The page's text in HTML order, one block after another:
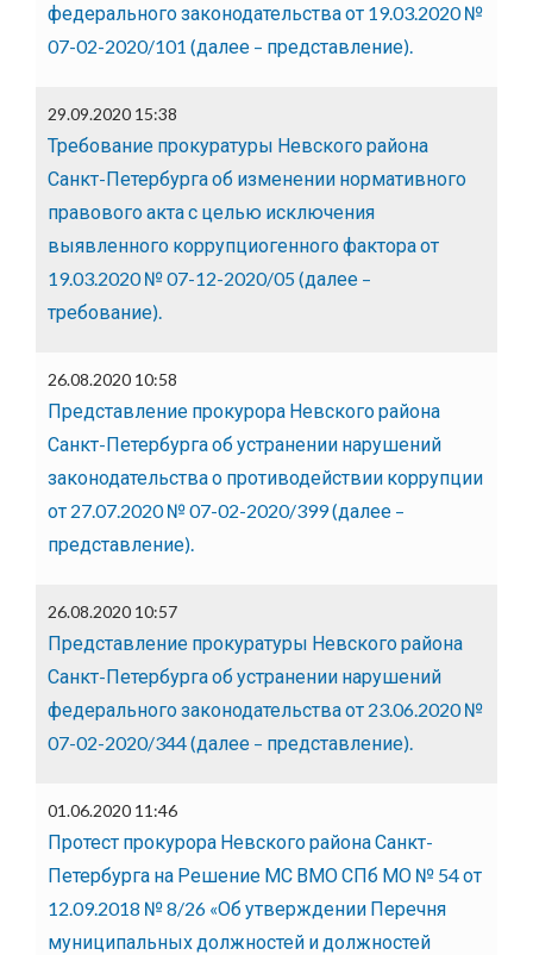
федерального законодательства от 19.03.2020 №
07-02-2020/101 (далее – представление).
29.09.2020 15:38
Требование прокуратуры Невского района
Санкт-Петербурга об изменении нормативного
правового акта с целью исключения
выявленного коррупциогенного фактора от
19.03.2020 № 07-12-2020/05 (далее –
требование).
26.08.2020 10:58
Представление прокурора Невского района
Санкт-Петербурга об устранении нарушений
законодательства о противодействии коррупции
от 27.07.2020 № 07-02-2020/399 (далее –
представление).
26.08.2020 10:57
Представление прокуратуры Невского района
Санкт-Петербурга об устранении нарушений
федерального законодательства от 23.06.2020 №
07-02-2020/344 (далее – представление).
01.06.2020 11:46
Протест прокурора Невского района Санкт-
Петербурга на Решение МС ВМО СПб МО № 54 от
12.09.2018 № 8/26 «Об утверждении Перечня
муниципальных должностей и должностей